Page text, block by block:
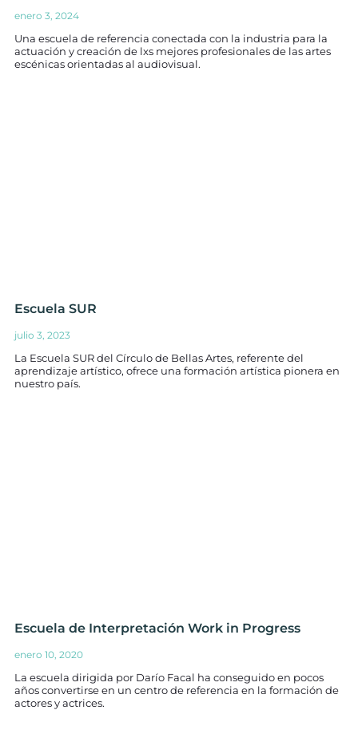
enero 3, 2024
Una escuela de referencia conectada con la industria para la
actuación y creación de lxs mejores profesionales de las artes
escénicas orientadas al audiovisual.
Escuela SUR
julio 3, 2023
La Escuela SUR del Círculo de Bellas Artes, referente del
aprendizaje artístico, ofrece una formación artística pionera en
nuestro país.
Escuela de Interpretación Work in Progress
enero 10, 2020
La escuela dirigida por Darío Facal ha conseguido en pocos
años convertirse en un centro de referencia en la formación de
actores y actrices.